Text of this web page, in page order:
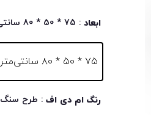
ابعاد : 75 * 50 * 80 سانتی‌متر
۷۵ * ۵۰ * ۸۰ سانتی‌متر
رنگ ام دی اف : طرح سنگ